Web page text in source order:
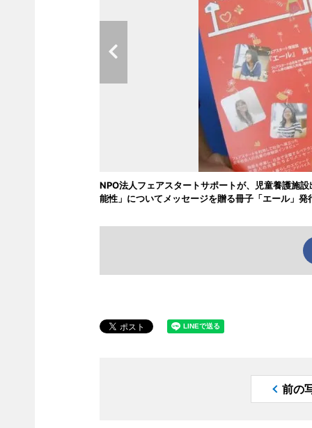
NPO法人フェアスタートサポートが、児童養護施
能性」についてメッセージを贈る冊子「エール」
前の